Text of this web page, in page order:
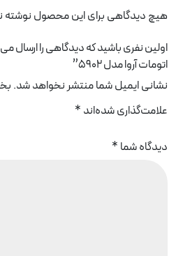
هیچ دیدگاهی برای این محصول
اتومات آروا مدل 5902”
نشانی ایمیل شما منتشر نخواهد شد.
علامت‌گذاری شده‌اند *
دیدگاه شما *